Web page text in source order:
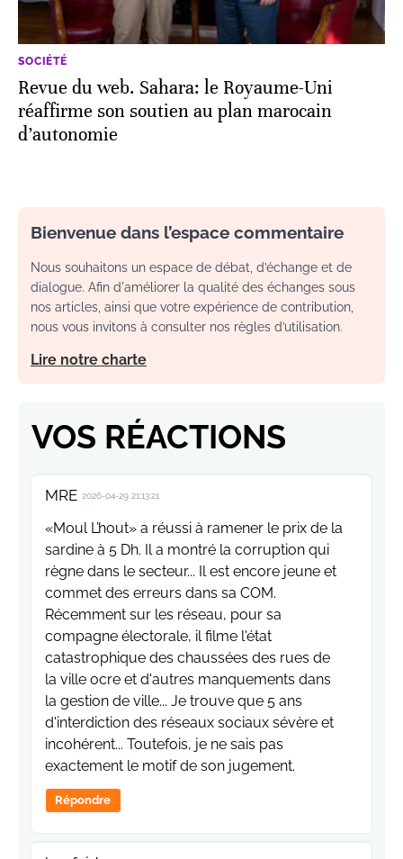
SOCIÉTÉ
Revue du web. Sahara: le Royaume-Uni
réaffirme son soutien au plan marocain
d’autonomie
Bienvenue dans l’espace commentaire
Nous souhaitons un espace de débat, d’échange et de
dialogue. Afin d'améliorer la qualité des échanges sous
nos articles, ainsi que votre expérience de contribution,
nous vous invitons à consulter nos règles d’utilisation.
Lire notre charte
VOS RÉACTIONS
MRE 2026-04-29 21:13:21
«Moul L’hout» a réussi à ramener le prix de la
sardine à 5 Dh. Il a montré la corruption qui
règne dans le secteur... Il est encore jeune et
commet des erreurs dans sa COM.
Récemment sur les réseau, pour sa
compagne électorale, il filme l'état
catastrophique des chaussées des rues de
la ville ocre et d'autres manquements dans
la gestion de ville... Je trouve que 5 ans
d'interdiction des réseaux sociaux sévère et
incohérent... Toutefois, je ne sais pas
exactement le motif de son jugement.
Répondre